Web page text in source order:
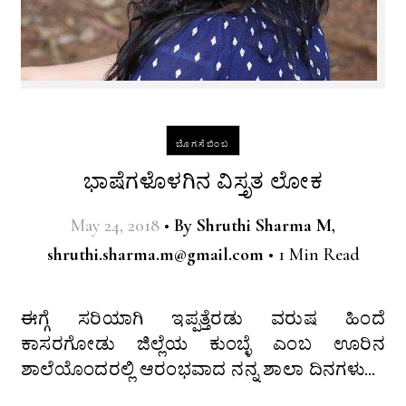
ಬೊಗಸೆಬಿಂಬ
ಭಾಷೆಗಳೊಳಗಿನ ವಿಸ್ತೃತ ಲೋಕ
May 24, 2018 • By Shruthi Sharma M,
shruthi.sharma.m@gmail.com • 1 Min Read
ಈಗ್ಗೆ ಸರಿಯಾಗಿ ಇಪ್ಪತ್ತೆರಡು ವರುಷ ಹಿಂದೆ
ಕಾಸರಗೋಡು ಜಿಲ್ಲೆಯ ಕುಂಬ್ಳೆ ಎಂಬ ಊರಿನ
ಶಾಲೆಯೊಂದರಲ್ಲಿ ಆರಂಭವಾದ ನನ್ನ ಶಾಲಾ ದಿನಗಳು…